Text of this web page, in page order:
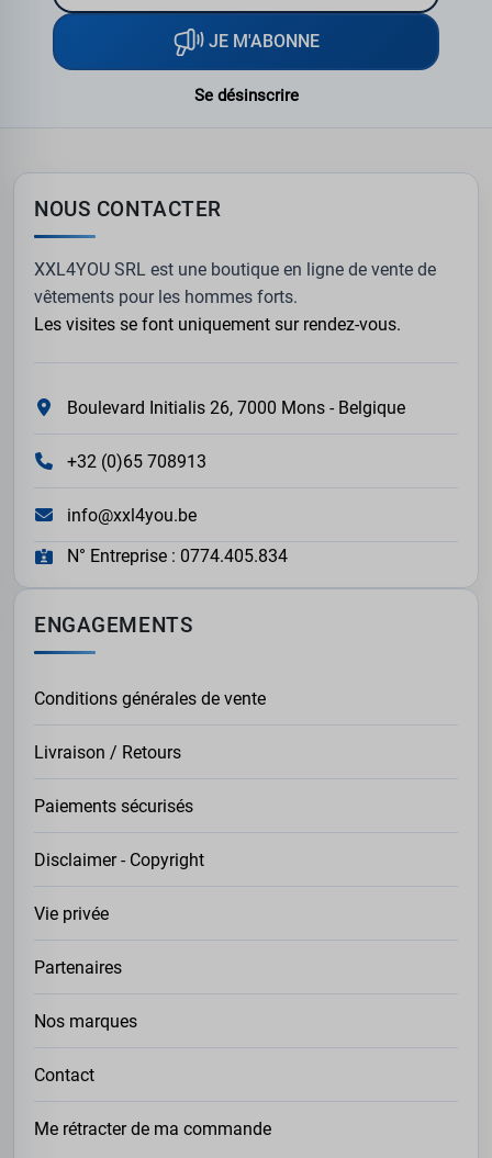
JE M'ABONNE
Se désinscrire
NOUS CONTACTER
XXL4YOU SRL est une boutique en ligne de vente de
vêtements pour les hommes forts.
Les visites se font uniquement sur rendez-vous.
Boulevard Initialis 26, 7000 Mons - Belgique
+32 (0)65 708913
info@xxl4you.be
N° Entreprise : 0774.405.834
ENGAGEMENTS
Conditions générales de vente
Livraison / Retours
Paiements sécurisés
Disclaimer - Copyright
Vie privée
Partenaires
Nos marques
Contact
Me rétracter de ma commande